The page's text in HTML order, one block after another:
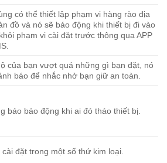
có thể thiết lập phạm vi hàng rào địa
đồ và nó sẽ báo động khi thiết bị đi vào
phạm vi cài đặt trước thông qua APP
của bạn vượt quá những gì bạn đặt, nó
báo để nhắc nhở bạn giữ an toàn.
báo báo động khi ai đó tháo thiết bị.
cài đặt trong một số thứ kim loại.